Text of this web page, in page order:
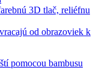
3D tlač, reliéfnu
od obrazoviek k
pomocou bambusu